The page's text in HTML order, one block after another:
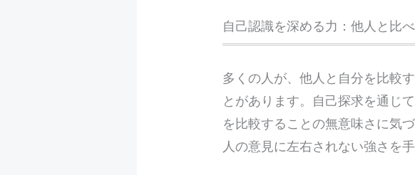
自己認識を深める力：他人と比
多くの人が、他人と自分を比較
とがあります。自己探求を通じ
を比較することの無意味さに気
人の意見に左右されない強さを